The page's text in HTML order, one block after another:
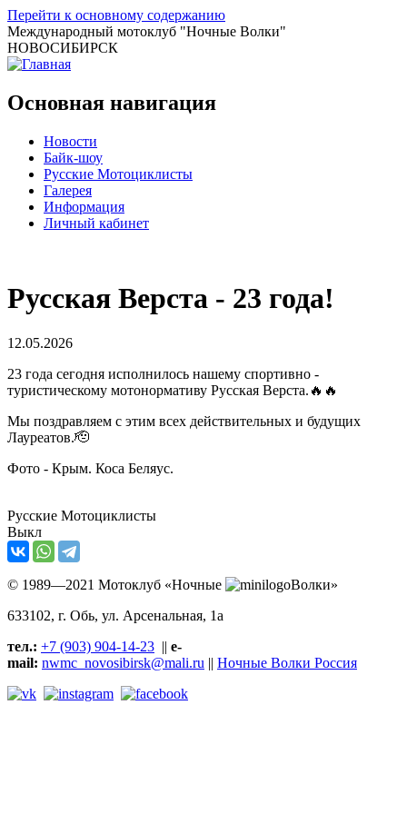
Перейти к основному содержанию
Международный мотоклуб "Ночные Волки"
НОВОСИБИРСК
Основная навигация
Новости
Байк-шоу
Русские Мотоциклисты
Галерея
Информация
Личный кабинет
Русская Верста - 23 года!
12.05.2026
23 года сегодня исполнилось нашему спортивно -
туристическому мотонормативу Русская Верста.🔥🔥
Мы поздравляем с этим всех действительных и будущих
Лауреатов.🫡
Фото - Крым. Коса Беляус.
Русские Мотоциклисты
Выкл
© 1989—2021 Мотоклуб «Ночные
Волки»
633102, г. Обь, ул. Арсенальная, 1а
тел.: +7 (903) 904-14-23 || e-
mail: nwmc_novosibirsk@mali.ru || Ночные Волки Россия